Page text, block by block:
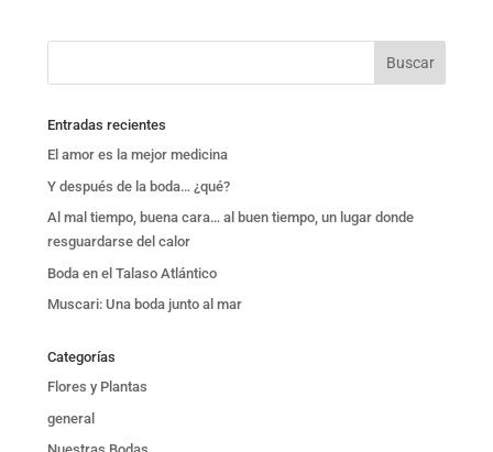
Entradas recientes
El amor es la mejor medicina
Y después de la boda… ¿qué?
Al mal tiempo, buena cara… al buen tiempo, un lugar donde
resguardarse del calor
Boda en el Talaso Atlántico
Muscari: Una boda junto al mar
Categorías
Flores y Plantas
general